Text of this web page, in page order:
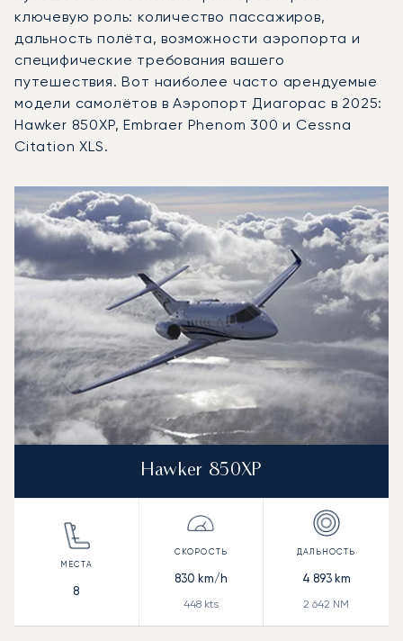
ключевую роль: количество пассажиров,
дальность полёта, возможности аэропорта и
специфические требования вашего
путешествия. Вот наиболее часто арендуемые
модели самолётов в Аэропорт Диагорас в 2025:
Hawker 850XP, Embraer Phenom 300 и Cessna
Citation XLS.
Фото воздушного суднаМодель воздушного судна
Скорость (км/ч)
Скорость (узлы)
Дальность (NM)
Hawker 850XP
8
830 km/h
448kts
4 893km
2 642 NM